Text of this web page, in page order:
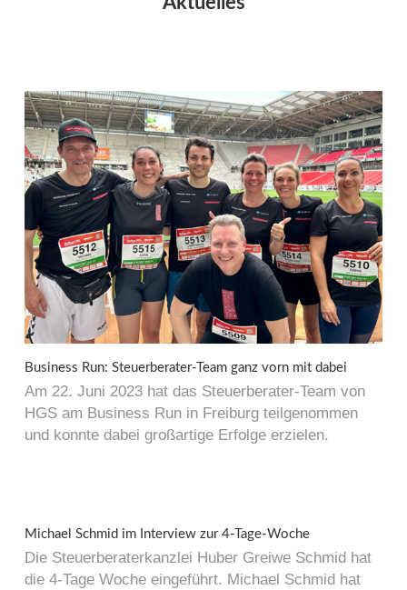
Business Run: Steuerberater-Team ganz vorn mit dabei
Am 22. Juni 2023 hat das Steuerberater-Team von
HGS am Business Run in Freiburg teilgenommen
und konnte dabei großartige Erfolge erzielen.
Michael Schmid im Interview zur 4-Tage-Woche
Die Steuerberaterkanzlei Huber Greiwe Schmid hat
die 4-Tage Woche eingeführt. Michael Schmid hat